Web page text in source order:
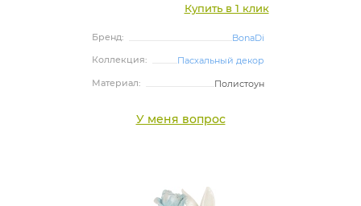
Купить в 1 клик
Бренд:
BonaDi
Коллекция:
Пасхальный декор
Материал:
Полистоун
У меня вопрос